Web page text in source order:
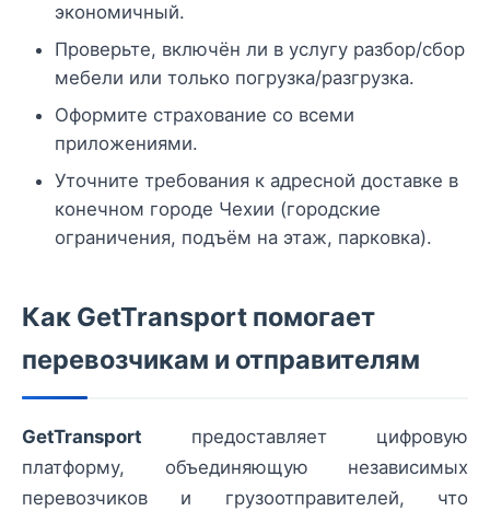
экономичный.
Проверьте, включён ли в услугу разбор/сбор
мебели или только погрузка/разгрузка.
Оформите страхование со всеми
приложениями.
Уточните требования к адресной доставке в
конечном городе Чехии (городские
ограничения, подъём на этаж, парковка).
Как GetTransport помогает
перевозчикам и отправителям
GetTransport предоставляет цифровую
платформу, объединяющую независимых
перевозчиков и грузоотправителей, что